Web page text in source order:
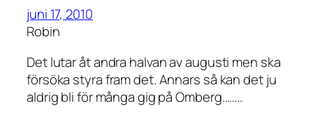
juni 17, 2010
Robin
Det lutar åt andra halvan av augusti men ska
försöka styra fram det. Annars så kan det ju
aldrig bli för många gig på Omberg……..